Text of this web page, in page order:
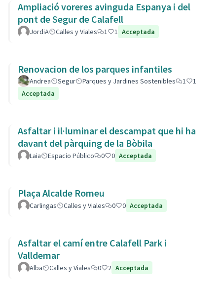
Ampliació voreres avinguda Espanya i del
pont de Segur de Calafell
JordiA Calles y Viales 1 1 Acceptada
Renovacion de los parques infantiles
Andrea Segur Parques y Jardines Sostenibles 1
1
Acceptada
Asfaltar i il·luminar el descampat que hi ha
davant del pàrquing de la Bòbila
Laia Espacio Público 0 0 Acceptada
Plaça Alcalde Romeu
Carlingas Calles y Viales 0 0 Acceptada
Asfaltar el camí entre Calafell Park i
Valldemar
Alba Calles y Viales 0 2 Acceptada